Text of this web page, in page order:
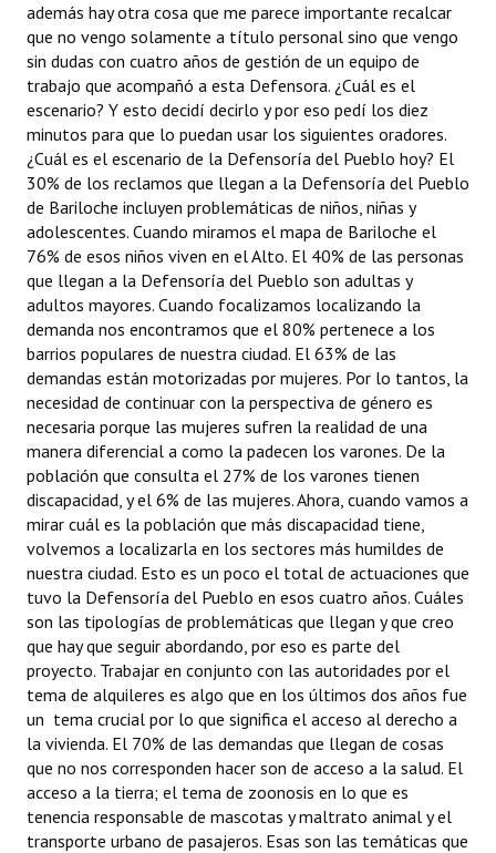
además hay otra cosa que me parece importante recalcar
que no vengo solamente a título personal sino que vengo
sin dudas con cuatro años de gestión de un equipo de
trabajo que acompañó a esta Defensora. ¿Cuál es el
escenario? Y esto decidí decirlo y por eso pedí los diez
minutos para que lo puedan usar los siguientes oradores.
¿Cuál es el escenario de la Defensoría del Pueblo hoy? El
30% de los reclamos que llegan a la Defensoría del Pueblo
de Bariloche incluyen problemáticas de niños, niñas y
adolescentes. Cuando miramos el mapa de Bariloche el
76% de esos niños viven en el Alto. El 40% de las personas
que llegan a la Defensoría del Pueblo son adultas y
adultos mayores. Cuando focalizamos localizando la
demanda nos encontramos que el 80% pertenece a los
barrios populares de nuestra ciudad. El 63% de las
demandas están motorizadas por mujeres. Por lo tantos, la
necesidad de continuar con la perspectiva de género es
necesaria porque las mujeres sufren la realidad de una
manera diferencial a como la padecen los varones. De la
población que consulta el 27% de los varones tienen
discapacidad, y el 6% de las mujeres. Ahora, cuando vamos a
mirar cuál es la población que más discapacidad tiene,
volvemos a localizarla en los sectores más humildes de
nuestra ciudad. Esto es un poco el total de actuaciones que
tuvo la Defensoría del Pueblo en esos cuatro años. Cuáles
son las tipologías de problemáticas que llegan y que creo
que hay que seguir abordando, por eso es parte del
proyecto. Trabajar en conjunto con las autoridades por el
tema de alquileres es algo que en los últimos dos años fue
un tema crucial por lo que significa el acceso al derecho a
la vivienda. El 70% de las demandas que llegan de cosas
que no nos corresponden hacer son de acceso a la salud. El
acceso a la tierra; el tema de zoonosis en lo que es
tenencia responsable de mascotas y maltrato animal y el
transporte urbano de pasajeros. Esas son las temáticas que